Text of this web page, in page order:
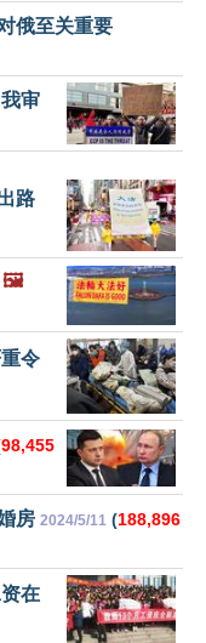
俄至关重要
审
路
🖼️
令
98,455
房 2024/5/11 (188,896
在